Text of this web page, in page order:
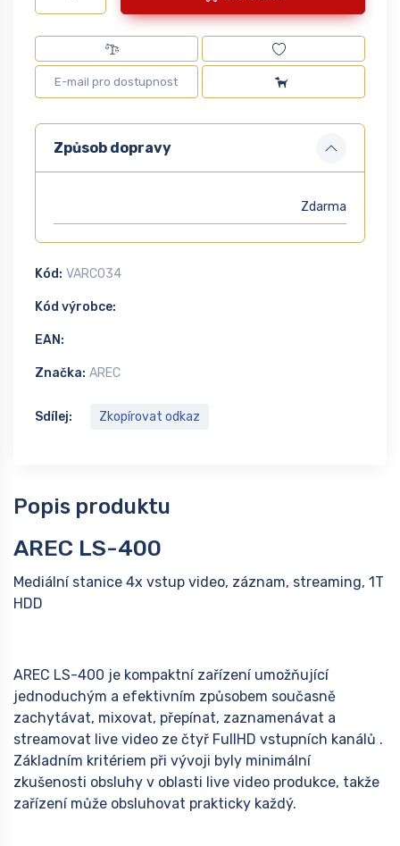
Způsob dopravy
Zdarma
Kód: VARC034
Kód výrobce:
EAN:
Značka: AREC
Sdílej: Zkopírovat odkaz
Popis produktu
AREC LS-400
Mediální stanice 4x vstup video, záznam, streaming, 1T
HDD
AREC LS-400 je kompaktní zařízení umožňující
jednoduchým a efektivním způsobem současně
zachytávat, mixovat, přepínat, zaznamenávat a
streamovat live video ze čtyř FullHD vstupních kanálů .
Základním kritériem při vývoji byly minimální
zkušenosti obsluhy v oblasti live video produkce, takže
zařízení může obsluhovat prakticky každý.